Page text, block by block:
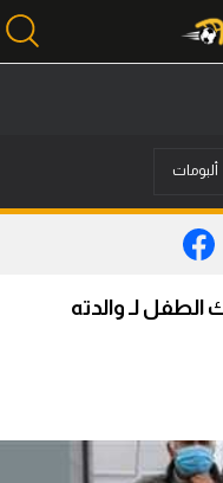
ألبومات
الطفل لـ والدته